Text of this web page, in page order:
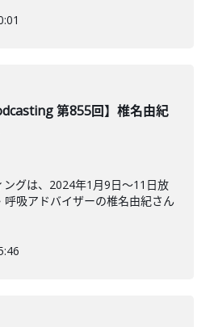
第855回】椎名由紀
グは、2024年1月9日〜11日放
吸アドバイザーの椎名由紀さん